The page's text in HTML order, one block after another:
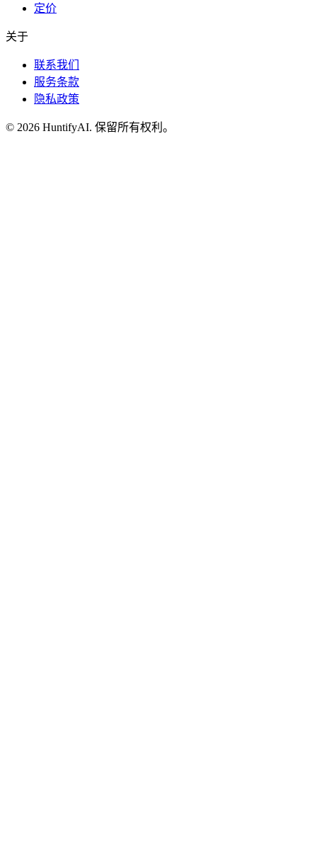
定价
关于
联系我们
服务条款
隐私政策
© 2026 HuntifyAI. 保留所有权利。